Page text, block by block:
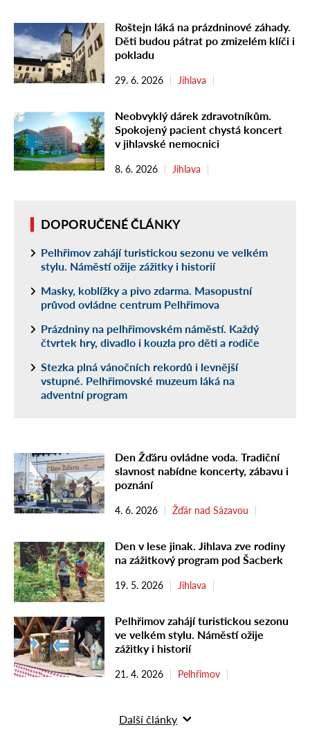
Roštejn láká na prázdninové záhady.
Děti budou pátrat po zmizelém klíči i
pokladu
29. 6. 2026 Jihlava
Neobvyklý dárek zdravotníkům.
Spokojený pacient chystá koncert
v jihlavské nemocnici
8. 6. 2026 Jihlava
DOPORUČENÉ ČLÁNKY
Pelhřimov zahájí turistickou sezonu ve velkém
stylu. Náměstí ožije zážitky i historií
Masky, koblížky a pivo zdarma. Masopustní
průvod ovládne centrum Pelhřimova
Prázdniny na pelhřimovském náměstí. Každý
čtvrtek hry, divadlo i kouzla pro děti a rodiče
Stezka plná vánočních rekordů i levnější
vstupné. Pelhřimovské muzeum láká na
adventní program
Den Žďáru ovládne voda. Tradiční
slavnost nabídne koncerty, zábavu i
poznání
4. 6. 2026 Žďár nad Sázavou
Den v lese jinak. Jihlava zve rodiny
na zážitkový program pod Šacberk
19. 5. 2026 Jihlava
Pelhřimov zahájí turistickou sezonu
ve velkém stylu. Náměstí ožije
zážitky i historií
21. 4. 2026 Pelhřimov
Další články